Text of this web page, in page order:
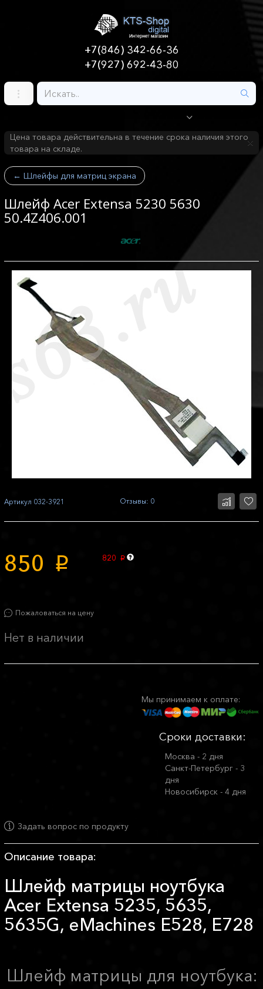
+7(846) 342-66-36
+7(927) 692-43-80
Цена товара действительна в течение срока наличия этого
товара на складе.
← Шлейфы для матриц экрана
Шлейф Acer Extensa 5230 5630
50.4Z406.001
Артикул 032-3921 Отзывы: 0
850 p 820 p
Пожаловаться на цену
Нет в наличии
Мы принимаем к оплате:
Сроки доставки:
Москва - 2 дня
Санкт-Петербург - 3
дня
Новосибирск - 4 дня
Задать вопрос по продукту
Описание товара:
Шлейф матрицы ноутбука
Acer Extensa 5235, 5635,
5635G, eMachines E528, E728
Шлейф матрицы для ноутбука: